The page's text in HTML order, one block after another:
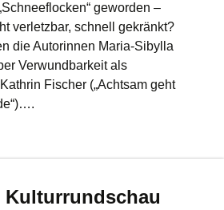
geworden –
verletzbar, schnell gekränkt?
die Autorinnen Maria-Sibylla
Verwundbarkeit als
Fischer („Achtsam geht
Kulturrundschau